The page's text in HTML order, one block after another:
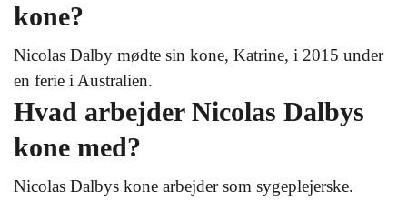
kone?
Nicolas Dalby mødte sin kone, Katrine, i 2015 under
en ferie i Australien.
Hvad arbejder Nicolas Dalbys
kone med?
Nicolas Dalbys kone arbejder som sygeplejerske.